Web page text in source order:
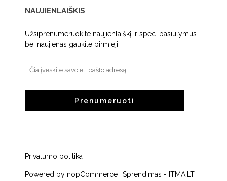
NAUJIENLAIŠKIS
Užsiprenumeruokite naujienlaiškį ir spec. pasiūlymus
bei naujienas gaukite pirmieji!
Prenumeruoti
Powered by nopCommerce Sprendimas - ITMA.LT
Privatumo politika